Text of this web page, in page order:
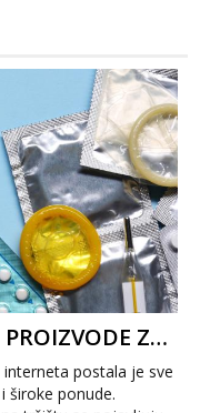
KAKO SIGURNO KUPOVATI PROIZVODE ZA POTENCIJU ONLINE?
postala je sve
široke ponude.